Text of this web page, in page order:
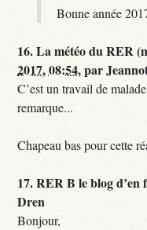
Bonne année
16.La météo du RER
2017, 08:54,par
C’est un travail de
remarque...
Chapeau bas pour cette
17.RER B le blog d’en
Dren
Bonjour,